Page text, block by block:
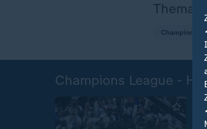
Thema
Champions
Champions League -